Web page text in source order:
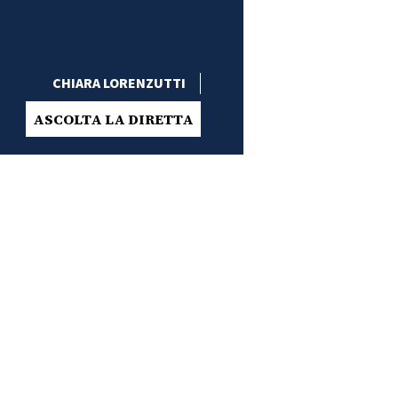
CHIARA LORENZUTTI
ASCOLTA LA DIRETTA